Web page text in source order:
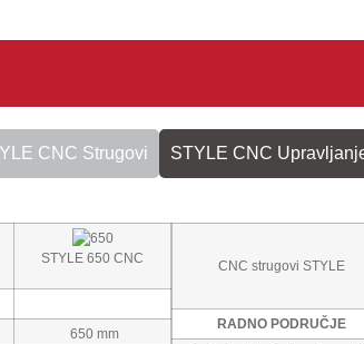
CNC Strugovi STYLE CNC
STYLE 650 CNC
650 mm
CNC strugovi STYLE
RADNO PODRUČJE